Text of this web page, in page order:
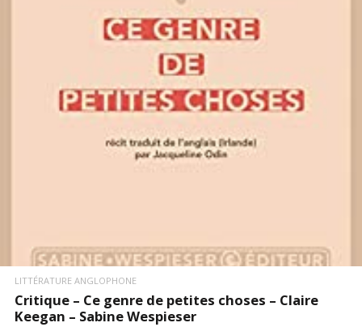
LIRE LA SUITE
LITTÉRATURE ANGLOPHONE
Critique – Ce genre de petites choses – Claire
Keegan – Sabine Wespieser